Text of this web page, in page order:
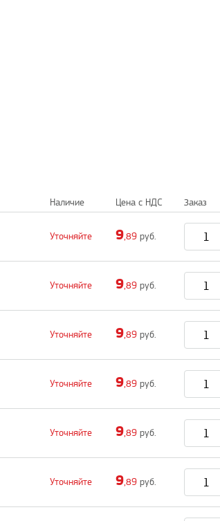
Наличие Цена с НДС Заказ
Уточняйте 9,89 руб.
Уточняйте 9,89 руб.
Уточняйте 9,89 руб.
Уточняйте 9,89 руб.
Уточняйте 9,89 руб.
Уточняйте 9,89 руб.